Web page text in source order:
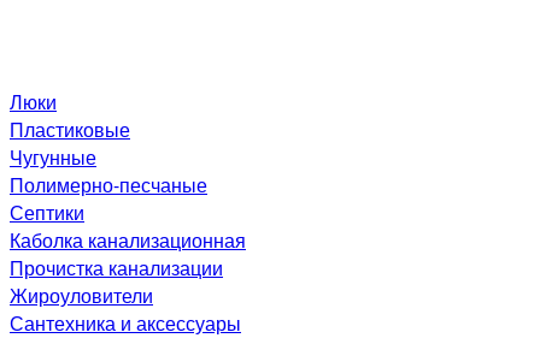
Люки
Пластиковые
Чугунные
Полимерно-песчаные
Септики
Каболка канализационная
Прочистка канализации
Жироуловители
Сантехника и аксессуары